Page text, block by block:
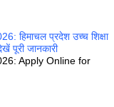
हिमाचल प्रदेश उच्च शिक्षा
पूरी जानकारी
Apply Online for